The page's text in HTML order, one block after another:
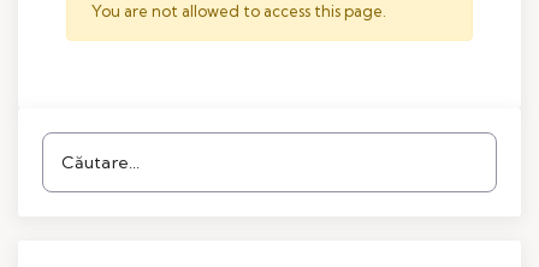
You are not allowed to access this page.